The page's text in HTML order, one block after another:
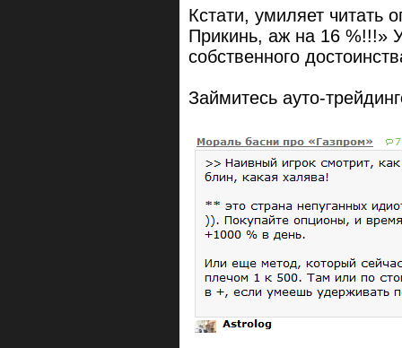
Кстати, умиляет читать
Прикинь, аж на 16 %!!!»
собственного
Займитесь ауто-